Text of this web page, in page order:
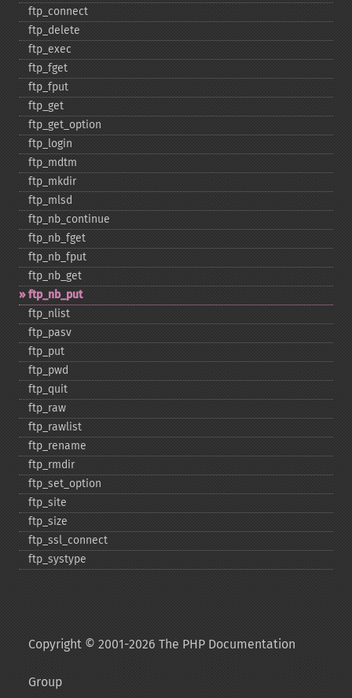
ftp_​connect
ftp_​delete
ftp_​exec
ftp_​fget
ftp_​fput
ftp_​get
ftp_​get_​option
ftp_​login
ftp_​mdtm
ftp_​mkdir
ftp_​mlsd
ftp_​nb_​continue
ftp_​nb_​fget
ftp_​nb_​fput
ftp_​nb_​get
ftp_​nb_​put
ftp_​nlist
ftp_​pasv
ftp_​put
ftp_​pwd
ftp_​quit
ftp_​raw
ftp_​rawlist
ftp_​rename
ftp_​rmdir
ftp_​set_​option
ftp_​site
ftp_​size
ftp_​ssl_​connect
ftp_​systype
Copyright © 2001-2026 The PHP Documentation
Group